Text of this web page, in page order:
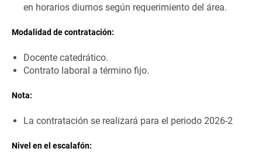
en horarios diurnos según requerimiento del área.
Modalidad de contratación:
Docente catedrático.
Contrato laboral a término fijo.
Nota:
La contratación se realizará para el periodo 2026-2
Nivel en el escalafón: